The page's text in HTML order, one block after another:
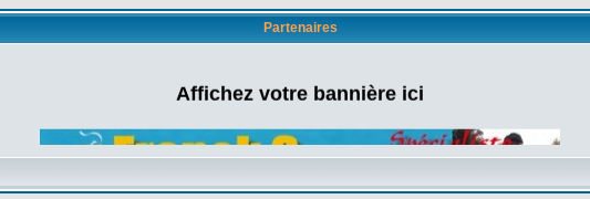
Partenaires
Affichez votre bannière ici